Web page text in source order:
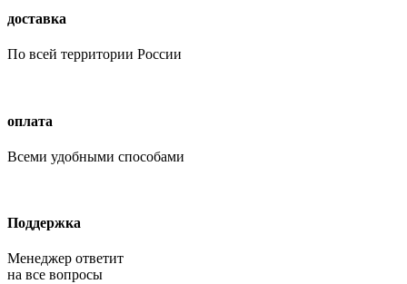
доставка
По всей территории России
оплата
Всеми удобными способами
Поддержка
Менеджер ответит
на все вопросы